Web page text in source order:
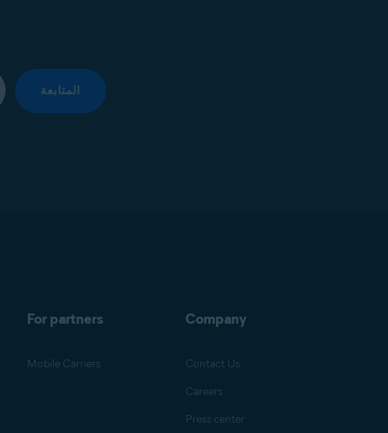
المتابعة
For partners
Mobile Carriers
Company
Contact Us
Careers
Press center